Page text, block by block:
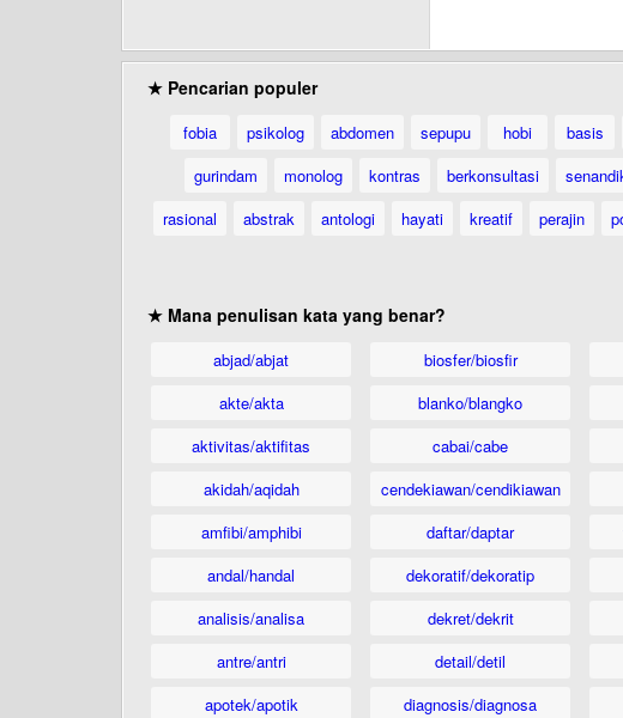
★ Pencarian populer
fobia psikolog abdomen sepupu hobi basis
gurindam
monolog kontras berkonsultasi
rasional
abstrak antologi hayati kreatif perajin
★ Mana penulisan kata yang benar?
abjad/abjat
akte/akta
aktivitas/aktifitas
akidah/aqidah
amfibi/amphibi
andal/handal
analisis/analisa
antre/antri
apotek/apotik
biosfer/biosfir
blanko/blangko
cabai/cabe
cendekiawan/cendikiawan
daftar/daptar
dekoratif/dekoratip
dekret/dekrit
detail/detil
diagnosis/diagnosa